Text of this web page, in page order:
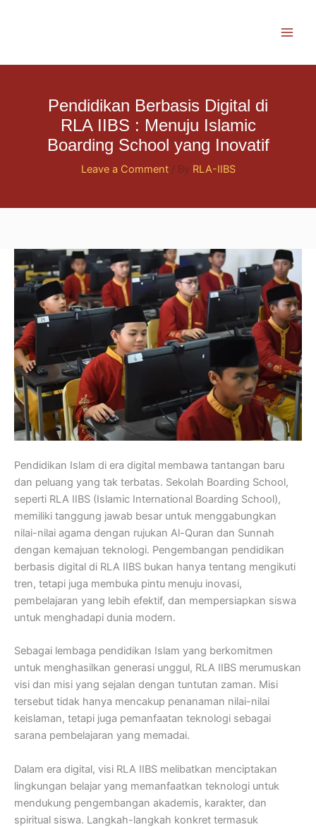
Pendidikan Berbasis Digital di
RLA IIBS : Menuju Islamic
Boarding School yang Inovatif
Leave a Comment / By RLA-IIBS
Pendidikan Islam di era digital membawa tantangan baru
dan peluang yang tak terbatas. Sekolah Boarding School,
seperti RLA IIBS (Islamic International Boarding School),
memiliki tanggung jawab besar untuk menggabungkan
nilai-nilai agama dengan rujukan Al-Quran dan Sunnah
dengan kemajuan teknologi. Pengembangan pendidikan
berbasis digital di RLA IIBS bukan hanya tentang mengikuti
tren, tetapi juga membuka pintu menuju inovasi,
pembelajaran yang lebih efektif, dan mempersiapkan siswa
untuk menghadapi dunia modern.
Sebagai lembaga pendidikan Islam yang berkomitmen
untuk menghasilkan generasi unggul, RLA IIBS merumuskan
visi dan misi yang sejalan dengan tuntutan zaman. Misi
tersebut tidak hanya mencakup penanaman nilai-nilai
keislaman, tetapi juga pemanfaatan teknologi sebagai
sarana pembelajaran yang memadai.
Dalam era digital, visi RLA IIBS melibatkan menciptakan
lingkungan belajar yang memanfaatkan teknologi untuk
mendukung pengembangan akademis, karakter, dan
spiritual siswa. Langkah-langkah konkret termasuk